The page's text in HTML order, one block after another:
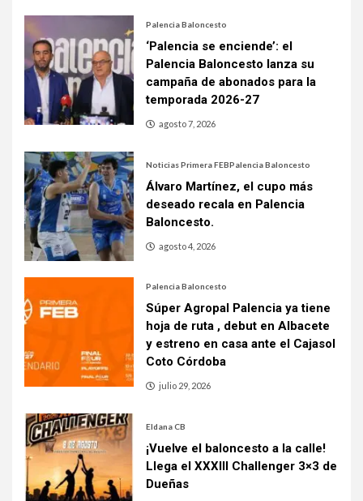
Palencia Baloncesto
‘Palencia se enciende’: el
Palencia Baloncesto lanza su
campaña de abonados para la
temporada 2026-27
agosto 7, 2026
Noticias Primera FEBPalencia Baloncesto
Álvaro Martínez, el cupo más
deseado recala en Palencia
Baloncesto.
agosto 4, 2026
Palencia Baloncesto
Súper Agropal Palencia ya tiene
hoja de ruta , debut en Albacete
y estreno en casa ante el Cajasol
Coto Córdoba
julio 29, 2026
Eldana CB
¡Vuelve el baloncesto a la calle!
Llega el XXXIII Challenger 3×3 de
Dueñas